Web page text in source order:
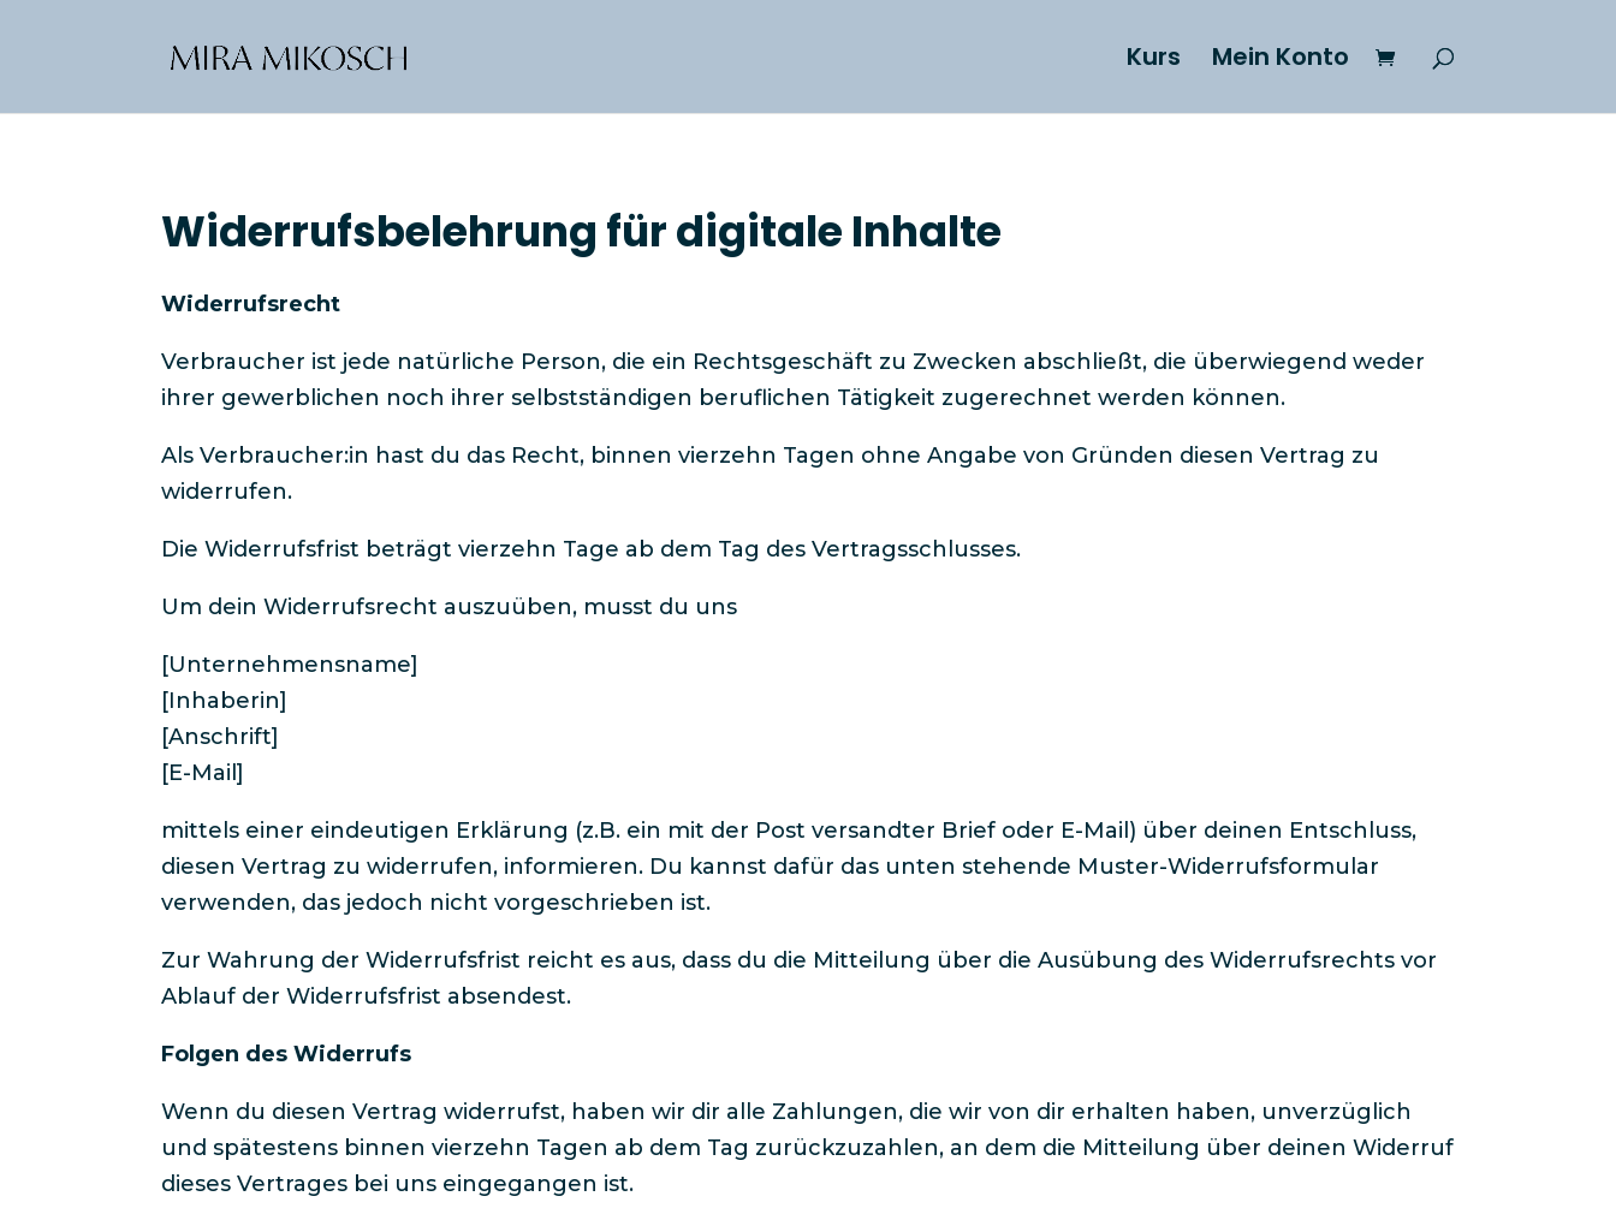
Kurs Mein Konto
Widerrufsbelehrung für digitale Inhalte
Widerrufsrecht
Verbraucher ist jede natürliche Person, die ein Rechtsgeschäft zu Zwecken abschließt, die überwiegend weder
ihrer gewerblichen noch ihrer selbstständigen beruflichen Tätigkeit zugerechnet werden können.​
Als Verbraucher:in hast du das Recht, binnen vierzehn Tagen ohne Angabe von Gründen diesen Vertrag zu
widerrufen.​
Die Widerrufsfrist beträgt vierzehn Tage ab dem Tag des Vertragsschlusses.​
Um dein Widerrufsrecht auszuüben, musst du uns
[Unternehmensname]
[Inhaberin]
[Anschrift]
[E-Mail]
mittels einer eindeutigen Erklärung (z.B. ein mit der Post versandter Brief oder E-Mail) über deinen Entschluss,
diesen Vertrag zu widerrufen, informieren. Du kannst dafür das unten stehende Muster-Widerrufsformular
verwenden, das jedoch nicht vorgeschrieben ist.​
Zur Wahrung der Widerrufsfrist reicht es aus, dass du die Mitteilung über die Ausübung des Widerrufsrechts vor
Ablauf der Widerrufsfrist absendest.​
Folgen des Widerrufs
Wenn du diesen Vertrag widerrufst, haben wir dir alle Zahlungen, die wir von dir erhalten haben, unverzüglich
und spätestens binnen vierzehn Tagen ab dem Tag zurückzuzahlen, an dem die Mitteilung über deinen Widerruf
dieses Vertrages bei uns eingegangen ist.​